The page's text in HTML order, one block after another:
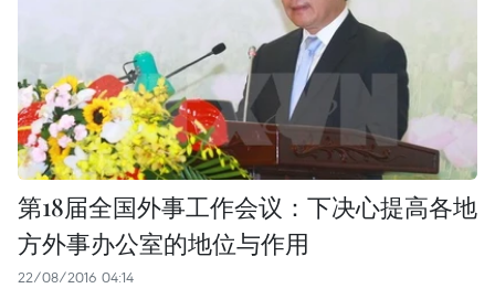
第18届全国外事工作会议：下决心提高各地
方外事办公室的地位与作用
22/08/2016 04:14